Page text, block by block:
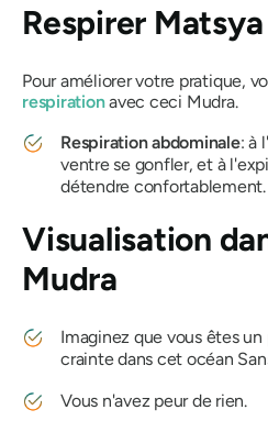
Respirer
Pour améliorer votre pratique,
respirationavec ceci Mudra.
Respiration abdominale: à
ventre se gonfler, et à
détendre confortablement.
Visualisation
Mudra
Imaginez que vous êtes
crainte dans cet océan
Vous n'avez peur de rien.